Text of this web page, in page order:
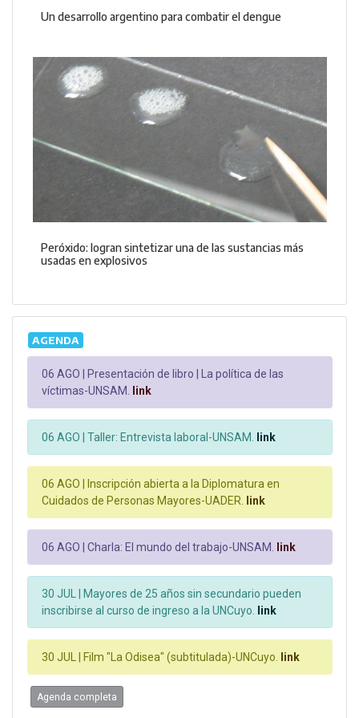
Un desarrollo argentino para combatir el dengue
Peróxido: logran sintetizar una de las sustancias más
usadas en explosivos
AGENDA
06 AGO | Presentación de libro | La política de las
víctimas-UNSAM. link
06 AGO | Taller: Entrevista laboral-UNSAM. link
06 AGO | Inscripción abierta a la Diplomatura en
Cuidados de Personas Mayores-UADER. link
06 AGO | Charla: El mundo del trabajo-UNSAM. link
30 JUL | Mayores de 25 años sin secundario pueden
inscribirse al curso de ingreso a la UNCuyo. link
30 JUL | Film "La Odisea" (subtitulada)-UNCuyo. link
Agenda completa